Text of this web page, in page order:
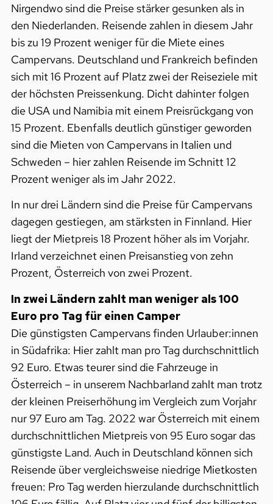
Nirgendwo sind die Preise stärker gesunken als in
den Niederlanden. Reisende zahlen in diesem Jahr
bis zu 19 Prozent weniger für die Miete eines
Campervans. Deutschland und Frankreich befinden
sich mit 16 Prozent auf Platz zwei der Reiseziele mit
der höchsten Preissenkung. Dicht dahinter folgen
die USA und Namibia mit einem Preisrückgang von
15 Prozent. Ebenfalls deutlich günstiger geworden
sind die Mieten von Campervans in Italien und
Schweden – hier zahlen Reisende im Schnitt 12
Prozent weniger als im Jahr 2022.
In nur drei Ländern sind die Preise für Campervans
dagegen gestiegen, am stärksten in Finnland. Hier
liegt der Mietpreis 18 Prozent höher als im Vorjahr.
Irland verzeichnet einen Preisanstieg von zehn
Prozent, Österreich von zwei Prozent.
In zwei Ländern zahlt man weniger als 100
Euro pro Tag für einen Camper
Die günstigsten Campervans finden Urlauber:innen
in Südafrika: Hier zahlt man pro Tag durchschnittlich
92 Euro. Etwas teurer sind die Fahrzeuge in
Österreich – in unserem Nachbarland zahlt man trotz
der kleinen Preiserhöhung im Vergleich zum Vorjahr
nur 97 Euro am Tag. 2022 war Österreich mit einem
durchschnittlichen Mietpreis von 95 Euro sogar das
günstigste Land. Auch in Deutschland können sich
Reisende über vergleichsweise niedrige Mietkosten
freuen: Pro Tag werden hierzulande durchschnittlich